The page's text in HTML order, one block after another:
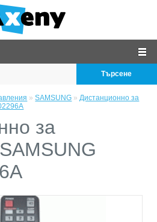
Търсене
»SAMSUNG »Дистанционно за
за